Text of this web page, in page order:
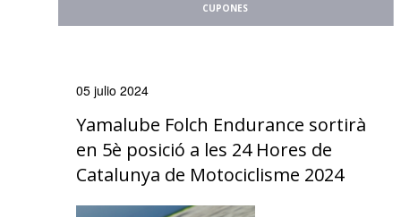
CUPONES
05 julio 2024
Yamalube Folch Endurance sortirà
en 5è posició a les 24 Hores de
Catalunya de Motociclisme 2024